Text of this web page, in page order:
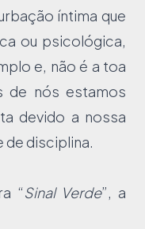
íntima que
ou psicológica,
e, não é a toa
de nós estamos
devido a nossa
de disciplina.
“Sinal Verde”, a